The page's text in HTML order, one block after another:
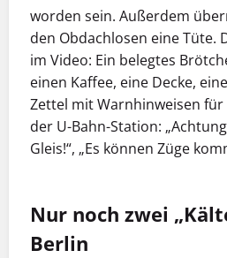
worden sein. Außerdem
den Obdachlosen eine Tüte.
im Video: Ein belegtes
einen Kaffee, eine Decke,
Zettel mit Warnhinweisen
der U-Bahn-Station:
Gleis!“, „Es können Züge
Nur noch zwei
Berlin